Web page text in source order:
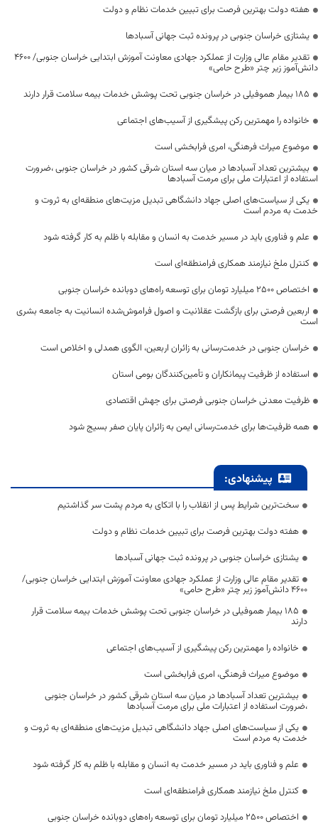
هفته دولت بهترین فرصت برای تبیین خدمات نظام و دولت
یشتازی خراسان جنوبی در پرونده ثبت جهانی آسبادها
تقدیر مقام عالی وزارت از عملکرد جهادی معاونت آموزش ابتدایی خراسان جنوبی/ ۴۶۰۰
دانش‌آموز زیر چتر «طرح حامی»
۱۸۵ بیمار هموفیلی در خراسان جنوبی تحت پوشش خدمات بیمه سلامت قرار دارند
خانواده را مهمترین رکن پیشگیری از آسیب‌های اجتماعی
موضوع میراث فرهنگی، امری فرابخشی است
بیشترین تعداد آسبادها در میان سه استان شرقی کشور در خراسان جنوبی ،ضرورت
استفاده از اعتبارات ملی برای مرمت آسبادها
یکی از سیاست‌های اصلی جهاد دانشگاهی تبدیل مزیت‌های منطقه‌ای به ثروت و
خدمت به مردم است
علم و فناوری باید در مسیر خدمت به انسان و مقابله با ظلم به کار گرفته شود
کنترل ملخ نیازمند همکاری فرامنطقه‌ای است
اختصاص 2500 میلیارد تومان برای توسعه راه‌های دوبانده خراسان جنوبی
اربعین فرصتی برای بازگشت عقلانیت و اصول فراموش‌شده انسانیت به جامعه بشری
است
خراسان جنوبی در خدمت‌رسانی به زائران اربعین، الگوی همدلی و اخلاص است
استفاده از ظرفیت پیمانکاران و تأمین‌کنندگان بومی استان
ظرفیت معدنی خراسان جنوبی فرصتی برای جهش اقتصادی
همه ظرفیت‌ها برای خدمت‌رسانی ایمن به زائران پایان صفر بسیج شود
پیشنهادی:
سخت‌ترین شرایط پس از انقلاب را با اتکای به مردم پشت سر گذاشتیم
هفته دولت بهترین فرصت برای تبیین خدمات نظام و دولت
یشتازی خراسان جنوبی در پرونده ثبت جهانی آسبادها
تقدیر مقام عالی وزارت از عملکرد جهادی معاونت آموزش ابتدایی خراسان جنوبی/
۴۶۰۰ دانش‌آموز زیر چتر «طرح حامی»
۱۸۵ بیمار هموفیلی در خراسان جنوبی تحت پوشش خدمات بیمه سلامت قرار
دارند
خانواده را مهمترین رکن پیشگیری از آسیب‌های اجتماعی
موضوع میراث فرهنگی، امری فرابخشی است
بیشترین تعداد آسبادها در میان سه استان شرقی کشور در خراسان جنوبی
،ضرورت استفاده از اعتبارات ملی برای مرمت آسبادها
یکی از سیاست‌های اصلی جهاد دانشگاهی تبدیل مزیت‌های منطقه‌ای به ثروت و
خدمت به مردم است
علم و فناوری باید در مسیر خدمت به انسان و مقابله با ظلم به کار گرفته شود
کنترل ملخ نیازمند همکاری فرامنطقه‌ای است
اختصاص 2500 میلیارد تومان برای توسعه راه‌های دوبانده خراسان جنوبی